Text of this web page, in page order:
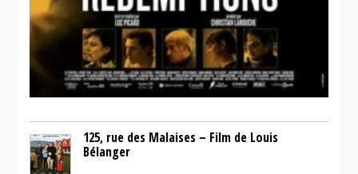
125, rue des Malaises – Film de Louis
Bélanger